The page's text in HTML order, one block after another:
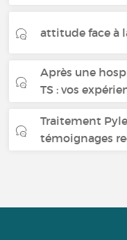
attitude face à
Après une
TS : vos
Traitement
témoignages